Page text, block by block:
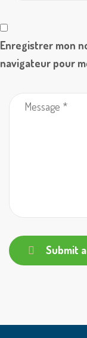
Enregistrer mon
navigateur pour
Submit